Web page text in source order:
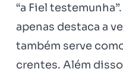
“a Fiel
apenas destaca a
também serve
crentes. Além